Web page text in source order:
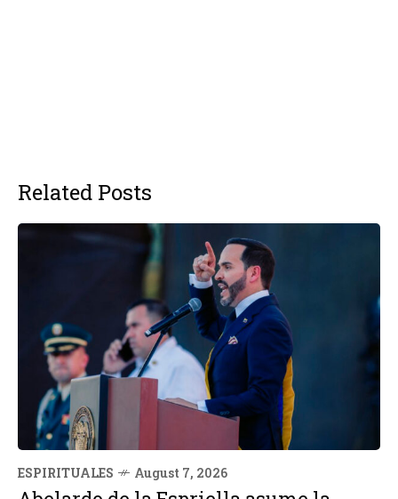
Related Posts
ESPIRITUALES August 7, 2026